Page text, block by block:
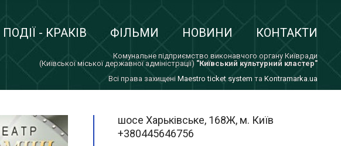
ПОДІЇ - КРАКІВ ФІЛЬМИ НОВИНИ КОНТАКТИ
Комунальне підприємство виконавчого органу Київради
(Київської міської державної адміністрації) "Київський культурний кластер"
Всi права захищенi Maestro ticket system та Kontramarka.ua
шосе Харьківське, 168Ж, м. Київ
+380445646756